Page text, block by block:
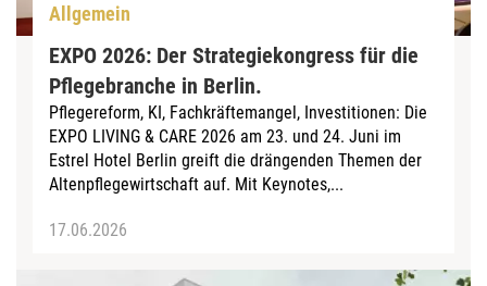
Allgemein
EXPO 2026: Der Strategiekongress für die
Pflegebranche in Berlin. ͏
Pflegereform, KI, Fachkräftemangel, Investitionen: Die
EXPO LIVING & CARE 2026 am 23. und 24. Juni im
Estrel Hotel Berlin greift die drängenden Themen der
Altenpflegewirtschaft auf. Mit Keynotes,...
17.06.2026